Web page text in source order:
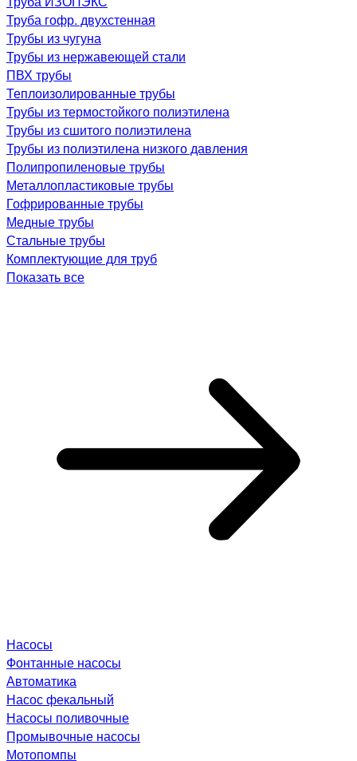
Труба гофр. двухстенная
Трубы из чугуна
Трубы из нержавеющей стали
ПВХ трубы
Теплоизолированные трубы
Трубы из термостойкого полиэтилена
Трубы из сшитого полиэтилена
Трубы из полиэтилена низкого давления
Полипропиленовые трубы
Металлопластиковые трубы
Гофрированные трубы
Медные трубы
Стальные трубы
Комплектующие для труб
Показать все
Насосы
Фонтанные насосы
Автоматика
Насос фекальный
Насосы поливочные
Промывочные насосы
Мотопомпы